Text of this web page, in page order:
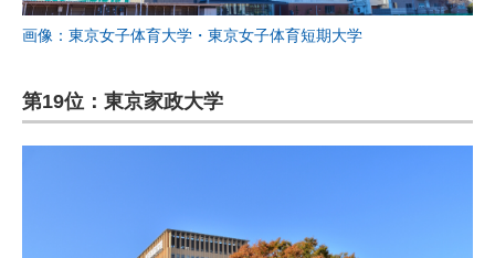
画像：東京女子体育大学・東京女子体育短期大学
第19位：東京家政大学